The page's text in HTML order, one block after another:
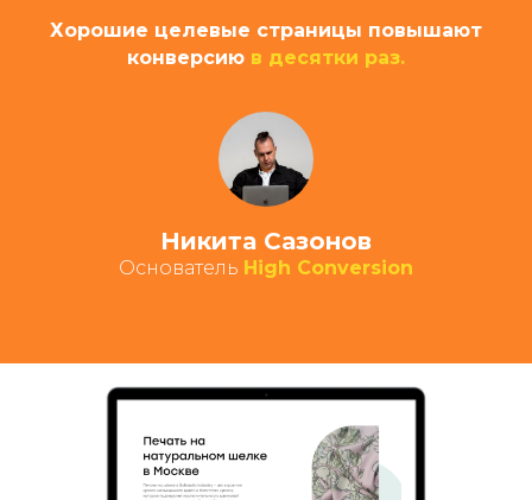
Хорошие целевые страницы повышают
конверсию в десятки раз.
Никита Сазонов
Основатель High Conversion
Оставить заявку